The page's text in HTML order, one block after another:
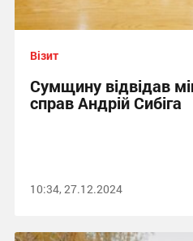
Візит
Сумщину відвідав
справ Андрій Сибіга
10:34, 27.12.2024